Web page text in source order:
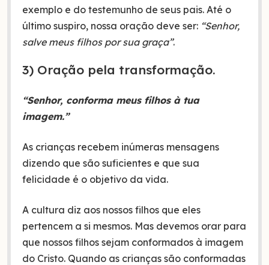
exemplo e do testemunho de seus pais. Até o
último suspiro, nossa oração deve ser: “Senhor,
salve meus filhos por sua graça”.
3) Oração pela transformação.
“Senhor, conforma meus filhos à tua
imagem.”
As crianças recebem inúmeras mensagens
dizendo que são suficientes e que sua
felicidade é o objetivo da vida.
A cultura diz aos nossos filhos que eles
pertencem a si mesmos. Mas devemos orar para
que nossos filhos sejam conformados à imagem
do Cristo. Quando as crianças são conformadas